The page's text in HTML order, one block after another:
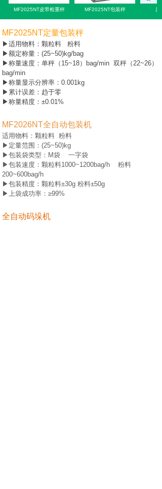
MF2025NT皮带检重秤 MF2025NT包装秤 尿
MF2025NT定量包装秤
▶适用物料：颗粒料 粉料
▶额定称量：(25~50)kg/bag
▶称量速度：单秤（15~18）bag/min 双秤（22~26）
bag/min
▶称量显示分辨率：0.001kg
▶累计误差：趋于零
▶称量精度：±0.01%
MF2026NT全自动包装机
适用物料：颗粒料 粉料
▶定量范围：(25~50)kg
▶包装袋类型：M袋 一字袋
▶包装速度：颗粒料1000~1200bag/h 粉料
200~600bag/h
▶包装精度：颗粒料±30g 粉料±50g
▶上袋成功率：≥99%
全自动码垛机